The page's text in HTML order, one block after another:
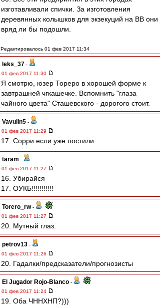
изготавливали спички. За изготовления
деревянных колышков для экзекуций на ВВ они
вряд ли бы подошли.
Редактировалось 01 фев 2017 11:34
leks_37 -
01 фев 2017 11:30
Я смотрю, юзер Тореро в хорошей форме к
завтрашней чгкашечке. Вспомнить "глаза
чайного цвета" Сташевского - дорогого стоит.
Vavulin5 -
01 фев 2017 11:29
17. Сорри если уже постили.
taram -
01 фев 2017 11:27
16. Убирайся
17. ОУКБ!!!!!!!!!!!
Torero_rw-
01 фев 2017 11:27
20. Мутный глаз.
petrov13 -
01 фев 2017 11:26
20. Гадалки/предсказатели/прогнозисты
El Jugador Rojo-Blanco -
01 фев 2017 11:24
19. Оба ЧННХНП?)))